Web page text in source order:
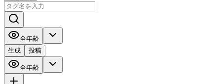
全年齢
生成
投稿
全年齢